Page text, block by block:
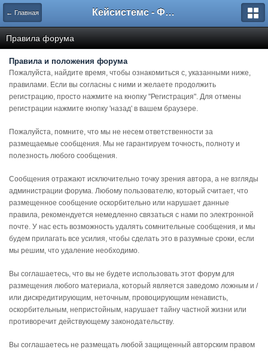
← Главная Кейсистемс - Форумы
Правила форума
Правила и положения форума
Пожалуйста, найдите время, чтобы ознакомиться с, указанными ниже,
правилами. Если вы согласны с ними и желаете продолжить
регистрацию, просто нажмите на кнопку "Регистрация". Для отмены
регистрации нажмите кнопку 'назад' в вашем браузере.
Пожалуйста, помните, что мы не несем ответственности за
размещаемые сообщения. Мы не гарантируем точность, полноту и
полезность любого сообщения.
Сообщения отражают исключительно точку зрения автора, а не взгляды
администрации форума. Любому пользователю, который считает, что
размещенное сообщение оскорбительно или нарушает данные
правила, рекомендуется немедленно связаться с нами по электронной
почте. У нас есть возможность удалять сомнительные сообщения, и мы
будем прилагать все усилия, чтобы сделать это в разумные сроки, если
мы решим, что удаление необходимо.
Вы соглашаетесь, что вы не будете использовать этот форум для
размещения любого материала, который является заведомо ложным и /
или дискредитирующим, неточным, провоцирующим ненависть,
оскорбительным, непристойным, нарушает тайну частной жизни или
противоречит действующему законодательству.
Вы соглашаетесь не размещать любой защищенный авторским правом